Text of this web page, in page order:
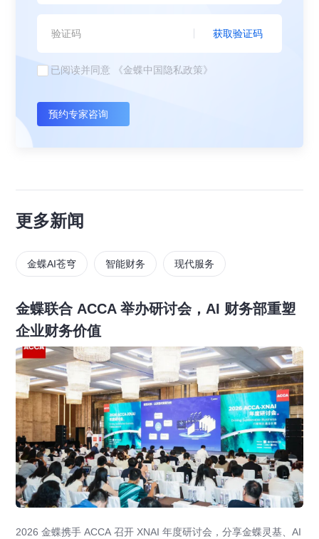
获取验证码
已阅读并同意 《金蝶中国隐私政策》
预约专家咨询
更多新闻
金蝶AI苍穹 智能财务 现代服务
金蝶联合 ACCA 举办研讨会，AI 财务部重塑
企业财务价值
2026 金蝶携手 ACCA 召开 XNAI 年度研讨会，分享金蝶灵基、AI